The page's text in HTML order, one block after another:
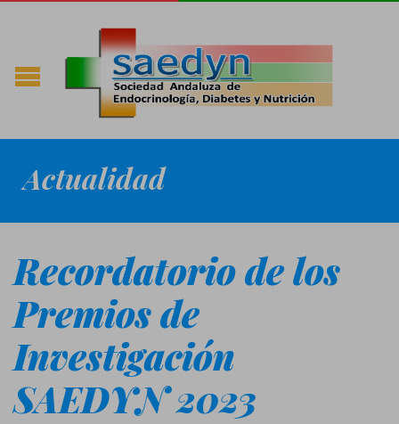
Actualidad
Recordatorio de los
Premios de
Investigación
SAEDYN 2023